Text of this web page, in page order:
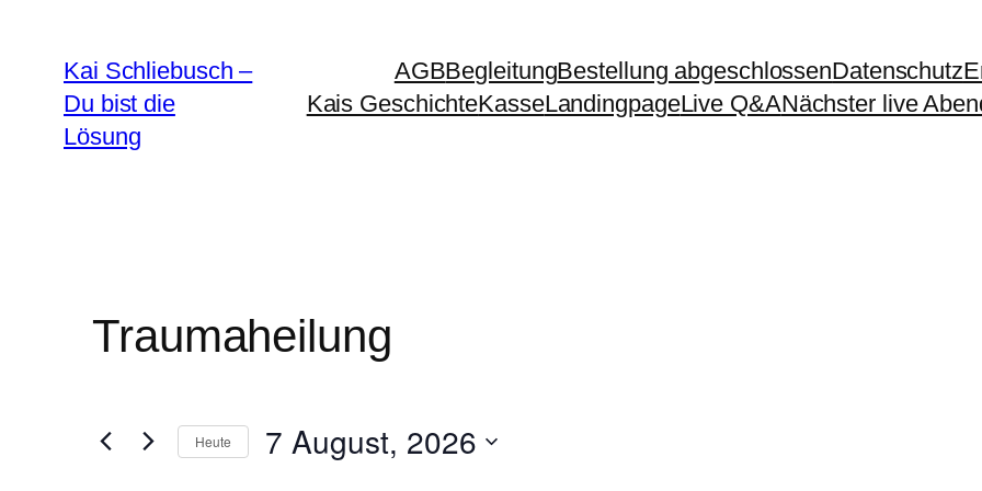
Kai Schliebusch –
Du bist die
Lösung
AGBBegleitungBestellung abgeschlossenDatenschutz
Kais GeschichteKasseLandingpageLive Q&ANächster live
Traumaheilung
Heute 7 August, 2026